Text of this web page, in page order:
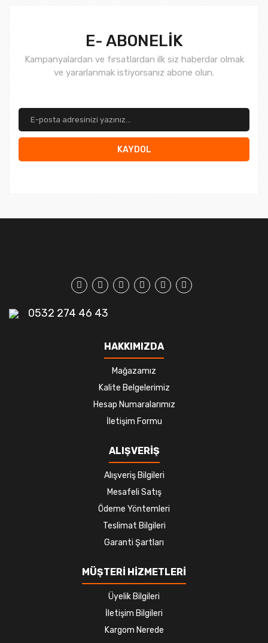
E- ABONELİK
Kampanyalardan ve fırsatlardan ilk siz haberdar olmak
ve yararlanmak istiyorsanız abone olun.
KAYDOL
0532 274 46 43
HAKKIMIZDA
Mağazamız
Kalite Belgelerimiz
Hesap Numaralarımız
İletişim Formu
ALIŞVERİŞ
Alışveriş Bilgileri
Mesafeli Satış
Ödeme Yöntemleri
Teslimat Bilgileri
Garanti Şartları
MÜŞTERİ HİZMETLERİ
Üyelik Bilgileri
İletişim Bilgileri
Kargom Nerede